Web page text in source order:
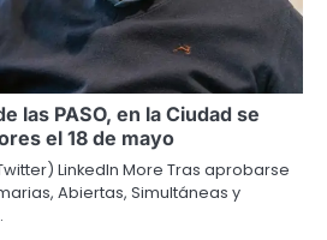
las PASO, en la Ciudad se
el 18 de mayo
LinkedIn More Tras aprobarse
Abiertas, Simultáneas y